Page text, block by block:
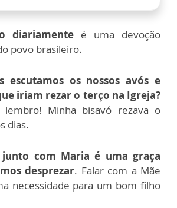
diariamente é uma devoção
povo brasileiro.
escutamos os nossos avós e
iriam rezar o terço na Igreja?
Minha bisavó rezava o
dias.
junto com Mariaé uma graça
desprezar. Falar com a Mãe
necessidade para um bom filho